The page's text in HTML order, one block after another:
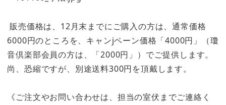
販売価格は、12月末までにご購入の方は、通常価格
6000円のところを、キャンjペーン価格「4000円」（瓊
音倶楽部会員の方は、「2000円」）でご提供します。
尚、恐縮ですが、別途送料300円を頂戴します。
《ご注文やお問い合わせは、担当の室伏までご連絡く